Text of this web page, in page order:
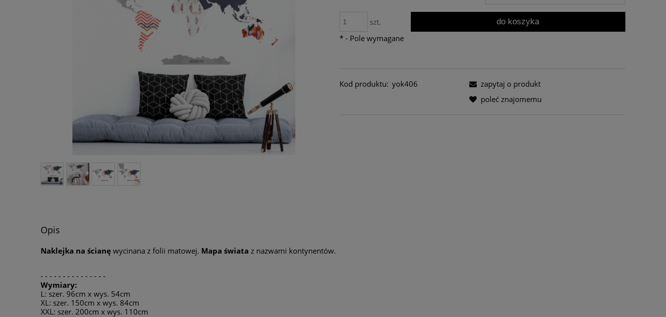
szt.
do koszyka
*- Pole wymagane
Kod produktu: yok406
zapytaj o produkt
poleć znajomemu
Opis
Naklejka na ścianę wycinana z folii matowej. Mapa świata z nazwami kontynentów.
- - - - - - - - - - - - - - -
Wymiary:
L: szer. 96cm x wys. 54cm
XL: szer. 150cm x wys. 84cm
XXL: szer. 200cm x wys. 110cm